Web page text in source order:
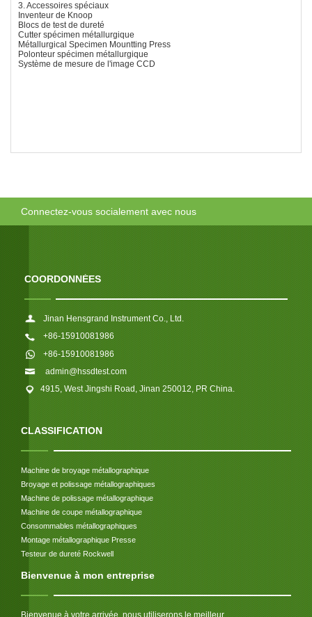
3. Accessoires spéciaux
Inventeur de Knoop
Blocs de test de dureté
Cutter spécimen métallurgique
Métallurgical Specimen Mountting Press
Polonteur spécimen métallurgique
Système de mesure de l'image CCD
Connectez-vous socialement avec nous
COORDONNÉES
Jinan Hensgrand Instrument Co., Ltd.
+86-15910081986
+86-15910081986
admin@hssdtest.com
4915, West Jingshi Road, Jinan 250012, PR China.
CLASSIFICATION
Machine de broyage métallographique
Broyage et polissage métallographiques
Machine de polissage métallographique
Machine de coupe métallographique
Consommables métallographiques
Montage métallographique Presse
Testeur de dureté Rockwell
Bienvenue à mon entreprise